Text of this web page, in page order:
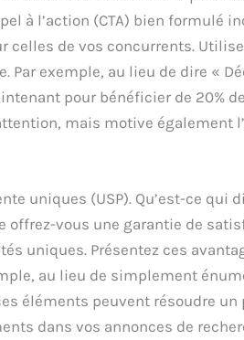
à l’action (CTA) bien formulé
de vos concurrents.
Par exemple, au lieu de dire «
pour bénéficier de 20%
mais motive également
uniques (USP). Qu’est-ce qui
offrez-vous une garantie de
uniques. Présentez ces
au lieu de simplement
éléments peuvent résoudre
dans vos annonces de